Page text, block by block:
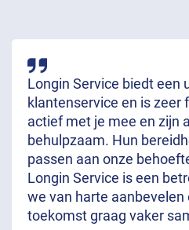
Longin Service biedt een
klantenservice en is zeer
actief met je mee en zijn
behulpzaam. Hun
passen aan onze
Longin Service is een
we van harte
toekomst graag vaker